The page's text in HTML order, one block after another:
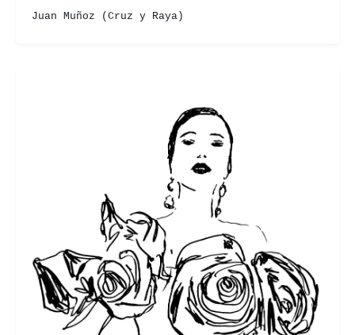
Juan Muñoz (Cruz y Raya)